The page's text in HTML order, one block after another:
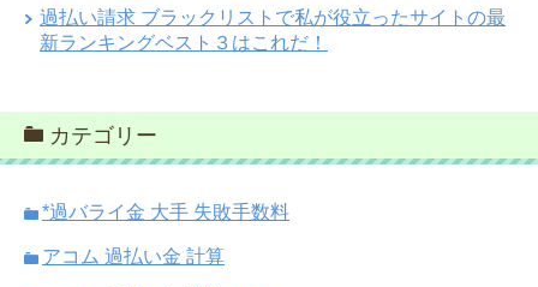
過払い請求 ブラックリストで私が役立ったサイトの最
新ランキングベスト３はこれだ！
カテゴリー
*過バライ金 大手 失敗手数料
アコム 過払い金 計算